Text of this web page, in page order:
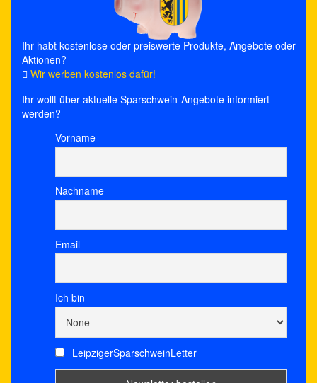
Ihr habt kostenlose oder preiswerte Produkte, Angebote oder
Aktionen?
Wir werben kostenlos dafür!
Ihr wollt über aktuelle Sparschwein-Angebote informiert
werden?
Vorname
Nachname
Email
Ich bin
LeipzigerSparschweinLetter